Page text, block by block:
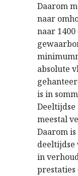
Daarom
naar
naar
absolute
is in
meestal
Daarom
deeltijdse
in
prestaties